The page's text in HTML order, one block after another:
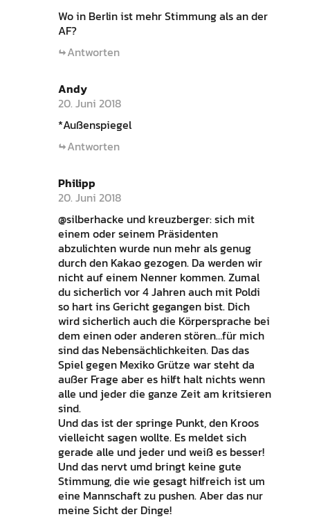
Wo in Berlin ist mehr Stimmung als an der
AF?
Antworten
Andy
20. Juni 2018
*Außenspiegel
Antworten
Philipp
20. Juni 2018
@silberhacke und kreuzberger: sich mit
einem oder seinem Präsidenten
abzulichten wurde nun mehr als genug
durch den Kakao gezogen. Da werden wir
nicht auf einem Nenner kommen. Zumal
du sicherlich vor 4 Jahren auch mit Poldi
so hart ins Gericht gegangen bist. Dich
wird sicherlich auch die Körpersprache bei
dem einen oder anderen stören…für mich
sind das Nebensächlichkeiten. Das das
Spiel gegen Mexiko Grütze war steht da
außer Frage aber es hilft halt nichts wenn
alle und jeder die ganze Zeit am kritsieren
sind.
Und das ist der springe Punkt, den Kroos
vielleicht sagen wollte. Es meldet sich
gerade alle und jeder und weiß es besser!
Und das nervt umd bringt keine gute
Stimmung, die wie gesagt hilfreich ist um
eine Mannschaft zu pushen. Aber das nur
meine Sicht der Dinge!